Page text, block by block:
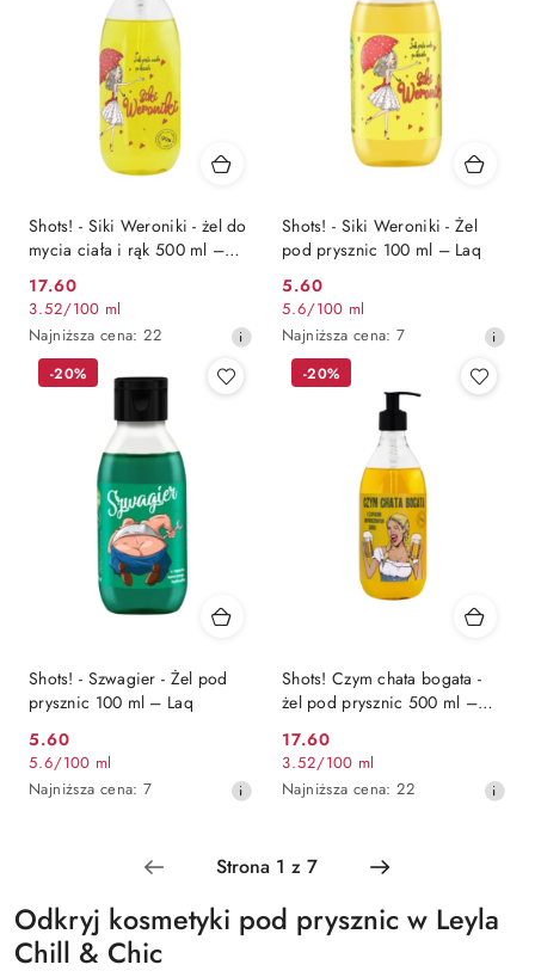
Shots! - Siki Weroniki - żel do
mycia ciała i rąk 500 ml –
Cena
promocyjna:
17.60
3.52/100 ml
Najniższa
cena
Najniższa cena: 22
Shots! - Siki Weroniki - Żel
pod prysznic 100 ml – Laq
Cena
promocyjna:
5.60
5.6/100 ml
Najniższa
cena
Najniższa cena: 7
Shots! - Szwagier - Żel pod
prysznic 100 ml – Laq
Cena
promocyjna:
5.60
5.6/100 ml
Najniższa
obniżką
Najniższa cena: 7
-20%
Shots! Czym chata bogata -
żel pod prysznic 500 ml –
Cena
promocyjna:
17.60
3.52/100 ml
Najniższa
dni
obniżką
Najniższa cena: 22
-20%
Odkryj kosmetyki pod prysznic w Leyla
Chill & Chic